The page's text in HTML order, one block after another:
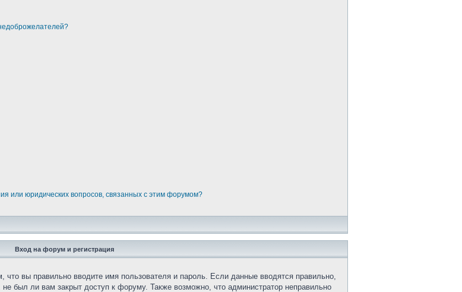
или юридических вопросов, связанных с этим форумом?
Вход на форум и регистрация
что вы правильно вводите имя пользователя и пароль. Если данные вводятся правильно,
был ли вам закрыт доступ к форуму. Также возможно, что администратор неправильно